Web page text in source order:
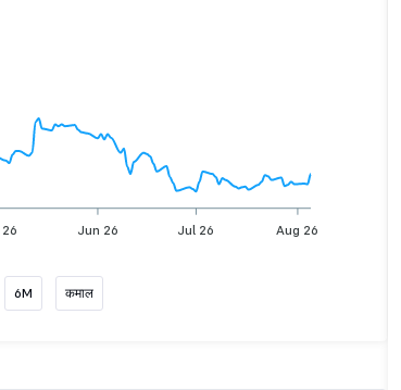
Jun 26 Jul 26 Aug 26
6M कमाल